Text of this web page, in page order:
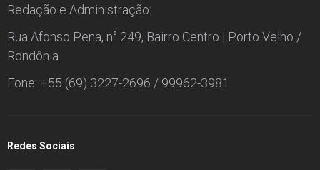
Redação e Administração:
Rua Afonso Pena, n° 249, Bairro Centro | Porto Velho /
Rondônia
Fone: +55 (69) 3227-2696 / 99962-3981
Redes Sociais